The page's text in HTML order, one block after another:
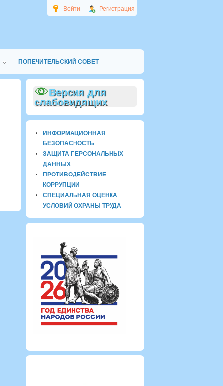
Войти Регистрация
ПОПЕЧИТЕЛЬСКИЙ СОВЕТ
Версия для
слабовидящих
ИНФОРМАЦИОННАЯ
БЕЗОПАСНОСТЬ
ЗАЩИТА ПЕРСОНАЛЬНЫХ
ДАННЫХ
ПРОТИВОДЕЙСТВИЕ
КОРРУПЦИИ
СПЕЦИАЛЬНАЯ ОЦЕНКА
УСЛОВИЙ ОХРАНЫ ТРУДА